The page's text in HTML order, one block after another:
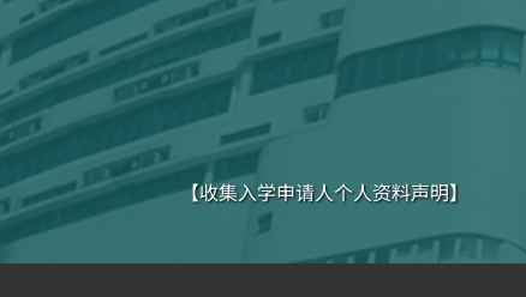
【收集入学申请人个人资料声明】